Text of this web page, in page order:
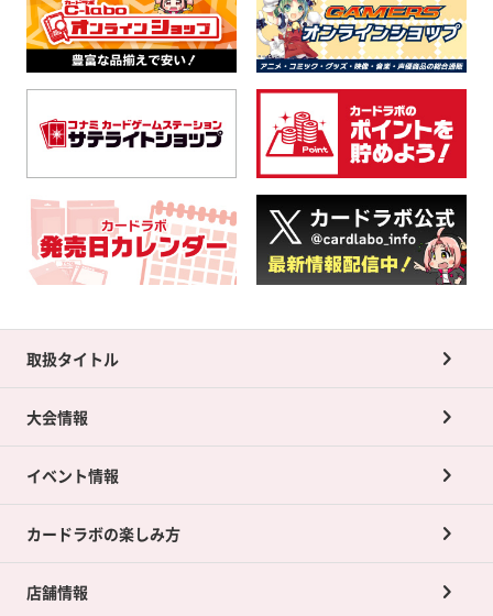
取扱タイトル
大会情報
イベント情報
カードラボの楽しみ方
店舗情報